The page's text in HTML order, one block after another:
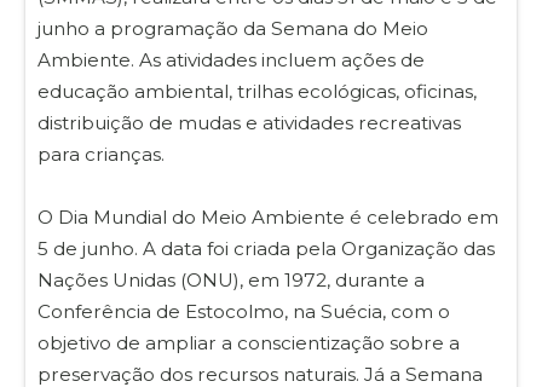
junho a programação da Semana do Meio
Ambiente. As atividades incluem ações de
educação ambiental, trilhas ecológicas, oficinas,
distribuição de mudas e atividades recreativas
para crianças.
O Dia Mundial do Meio Ambiente é celebrado em
5 de junho. A data foi criada pela Organização das
Nações Unidas (ONU), em 1972, durante a
Conferência de Estocolmo, na Suécia, com o
objetivo de ampliar a conscientização sobre a
preservação dos recursos naturais. Já a Semana